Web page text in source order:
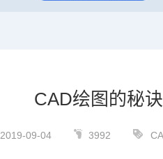
CAD绘图的秘诀
2019-09-04 3992